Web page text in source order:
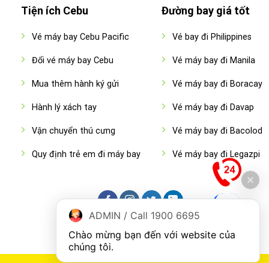
Tiện ích Cebu
Vé máy bay Cebu Pacific
Đổi vé máy bay Cebu
Mua thêm hành ký gửi
Hành lý xách tay
Vận chuyển thú cưng
Quy định trẻ em đi máy bay
Đường bay giá tốt
Vé bay đi Philippines
Vé máy bay đi Manila
Vé máy bay đi Boracay
Vé máy bay đi Davap
Vé máy bay đi Bacolod
Vé máy bay đi Legazpi
ADMIN / Call 1900 6695
Chào mừng bạn đến với website của
chúng tôi.